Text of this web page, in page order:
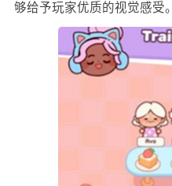
够给予玩家优质的视觉感受。